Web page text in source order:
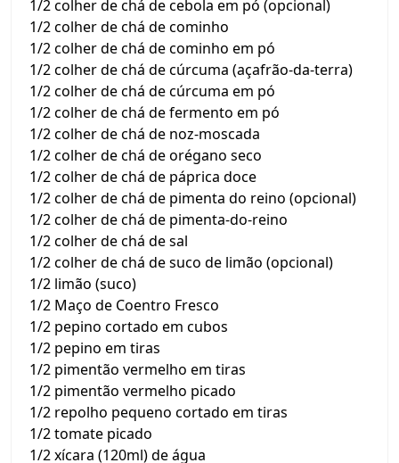
1/2 colher de chá de cebola em pó (opcional)
1/2 colher de chá de cominho
1/2 colher de chá de cominho em pó
1/2 colher de chá de cúrcuma (açafrão-da-terra)
1/2 colher de chá de cúrcuma em pó
1/2 colher de chá de fermento em pó
1/2 colher de chá de noz-moscada
1/2 colher de chá de orégano seco
1/2 colher de chá de páprica doce
1/2 colher de chá de pimenta do reino (opcional)
1/2 colher de chá de pimenta-do-reino
1/2 colher de chá de sal
1/2 colher de chá de suco de limão (opcional)
1/2 limão (suco)
1/2 Maço de Coentro Fresco
1/2 pepino cortado em cubos
1/2 pepino em tiras
1/2 pimentão vermelho em tiras
1/2 pimentão vermelho picado
1/2 repolho pequeno cortado em tiras
1/2 tomate picado
1/2 xícara (120ml) de água